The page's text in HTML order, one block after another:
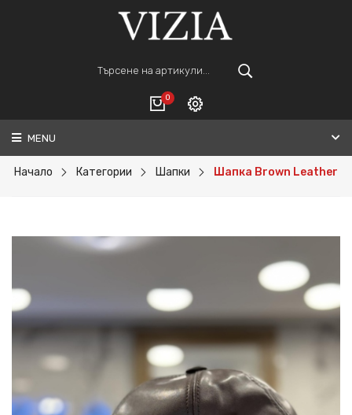
0
ВАШАТА КОЛИЧКА Е ПРАЗНА.
Регистрация
MENU
Начало Категории Шапки Шапка Brown Leather